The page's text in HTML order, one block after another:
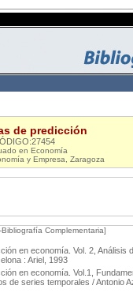
de predicción
en Economía
y Empresa, Zaragoza
Complementaria]
en economía. Vol. 2, Análisis
: Ariel, 1993
en economía. Vol.1,
de series temporales / Antonio